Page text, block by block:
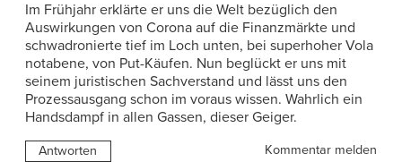
Im Frühjahr erklärte er uns die Welt bezüglich den
Auswirkungen von Corona auf die Finanzmärkte und
schwadronierte tief im Loch unten, bei superhoher Vola
notabene, von Put-Käufen. Nun beglückt er uns mit
seinem juristischen Sachverstand und lässt uns den
Prozessausgang schon im voraus wissen. Wahrlich ein
Handsdampf in allen Gassen, dieser Geiger.
Antworten
Kommentar melden